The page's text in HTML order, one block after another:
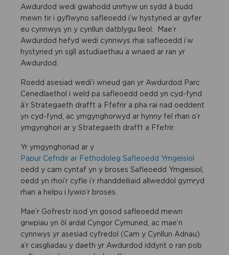
Awdurdod wedi gwahodd unrhyw un sydd â budd
mewn tir i gyflwyno safleoedd i’w hystyried ar gyfer
eu cynnwys yn y cynllun datblygu lleol. Mae’r
Awdurdod hefyd wedi cynnwys rhai safleoedd i’w
hystyried yn sgîl astudiaethau a wnaed ar ran yr
Awdurdod.
Roedd asesiad wedi’i wneud gan yr Awdurdod Parc
Cenedlaethol i weld pa safleoedd oedd yn cyd-fynd
â’r Strategaeth drafft a Ffefrir a pha rai nad oeddent
yn cyd-fynd, ac ymgynghorwyd ar hynny fel rhan o’r
ymgynghori ar y Strategaeth drafft a Ffefrir.
Yr ymgynghoriad ar y
Papur Cefndir ar Fethodoleg Safleoedd Ymgeisiol
oedd y cam cyntaf yn y broses Safleoedd Ymgeisiol,
oedd yn rhoi’r cyfle i’r rhanddeiliaid allweddol gymryd
rhan a helpu i lywio’r broses.
Mae’r Gofrestr isod yn gosod safleoedd mewn
grwpiau yn ôl ardal Cyngor Cymuned, ac mae’n
cynnwys yr asesiad cyfredol (Cam y Cynllun Adnau)
a’r casgliadau y daeth yr Awdurdod iddynt o ran pob